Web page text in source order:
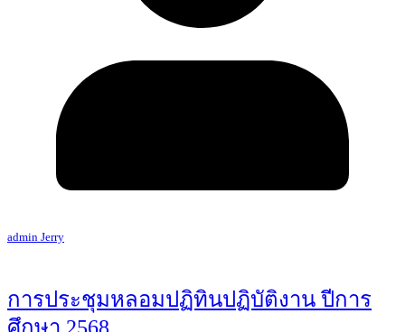
admin Jerry
การประชุมหลอมปฏิทินปฏิบัติงาน ปีการ